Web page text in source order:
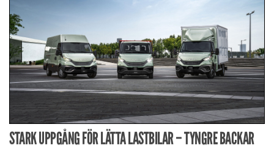
STARK UPPGÅNG FÖR LÄTTA LASTBILAR – TYNGRE BACKAR